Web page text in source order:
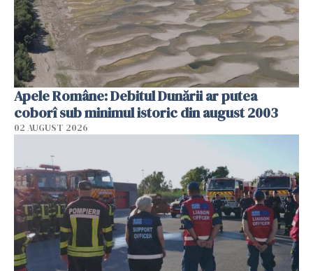
Apele Române: Debitul Dunării ar putea
coborî sub minimul istoric din august 2003
02 AUGUST 2026